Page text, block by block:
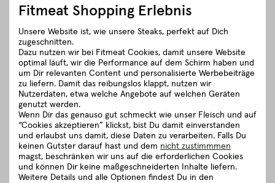
Fitmeat Shopping Erlebnis
Unsere Website ist, wie unsere Steaks, perfekt auf Dich
zugeschnitten.
Dazu nutzen wir bei Fitmeat Cookies, damit unsere Website
optimal läuft, wir die Performance auf dem Schirm haben und
um Dir relevanten Content und personalisierte Werbebeiträge
zu liefern. Damit das reibungslos klappt, nutzen wir
Nutzerdaten, etwa welche Angebote auf welchen Geräten
genutzt werden.
Wenn Dir das genauso gut schmeckt wie unser Fleisch und auf
“Cookies akzeptieren” klickst, bist Du damit einverstanden
und erlaubst uns damit, diese Daten zu verarbeiten. Falls Du
keinen Gutster darauf hast und dem nicht zustimmmen
magst, beschränken wir uns auf die erforderlichen Cookies
und können Dir keine maßgeschneiderten Inhalte liefern.
Weitere Details und alle Optionen findest Du in den